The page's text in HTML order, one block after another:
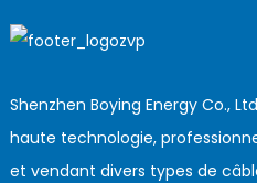
Shenzhen Boying Energy Co.,
haute technologie,
et vendant divers types de